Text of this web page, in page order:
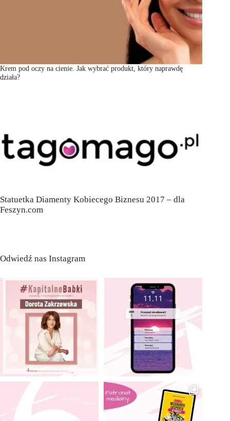
Krem pod oczy na cienie. Jak wybrać produkt, który naprawdę
działa?
Statuetka Diamenty Kobiecego Biznesu 2017 – dla
Feszyn.com
Odwiedź nas Instagram